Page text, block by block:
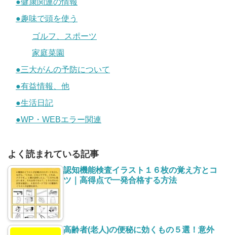
●健康関連の情報
●趣味で頭を使う
ゴルフ、スポーツ
家庭菜園
●三大がんの予防について
●有益情報、他
●生活日記
●WP・WEBエラー関連
よく読まれている記事
認知機能検査イラスト１６枚の覚え方とコ
ツ｜高得点で一発合格する方法
高齢者(老人)の便秘に効くもの５選！意外